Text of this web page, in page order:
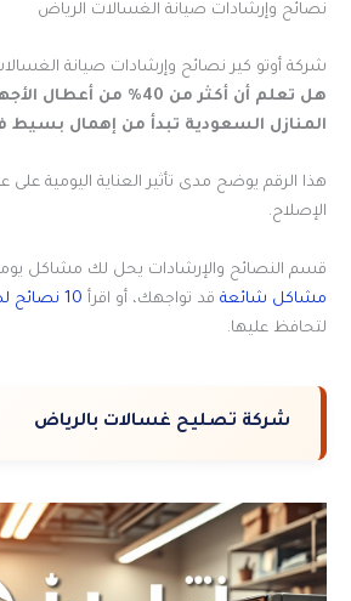
نصائح وإرشادات صيانة الغسالات الرياض
شركة أوتو كير نصائح وإرشادات صيانة
هل تعلم أن أكثر من 40% من
المنازل السعودية تبدأ من إهمال بسيط
هذا الرقم يوضح مدى تأثير العناية اليومية على
الإصلاح.
قسم النصائح والإرشادات يحل لك مشاكل
مشاكل شائعة قد تواجهك، أو اقرأ 10 نصائح لصيانة الغسالات
لتحافظ عليها.
شركة تصليح غسالات بالرياض